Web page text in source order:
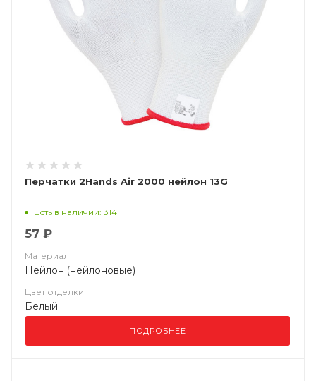
Перчатки 2Hands Air 2000 нейлон 13G
Есть в наличии: 314
57 ₽
Материал
Нейлон (нейлоновые)
Цвет отделки
Белый
ПОДРОБНЕЕ